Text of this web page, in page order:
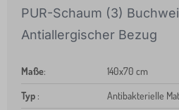
PUR-Schaum (3)
Antiallergischer Bezug
Maße: 140x70 cm
Typ : Antibakterielle